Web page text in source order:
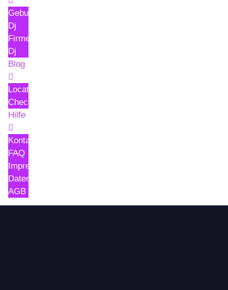
Geburtstag
Dj
Firmenfeier
Dj
Blog
Location-
Check
Hilfe
Kontakt
FAQ
Impressum
Datenschutzerklärung
AGB